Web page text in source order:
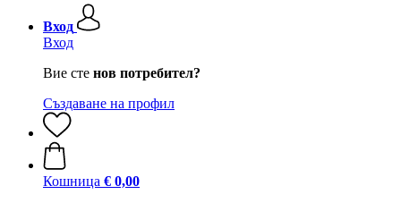
Вход
Вход
Вие сте нов потребител?
Създаване на профил
Кошница € 0,00